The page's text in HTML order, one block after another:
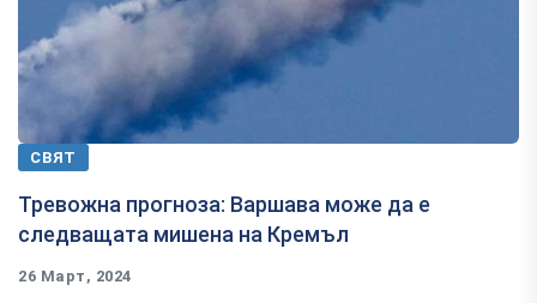
СВЯТ
Тревожна прогноза: Варшава може да е
следващата мишена на Кремъл
26 Март, 2024